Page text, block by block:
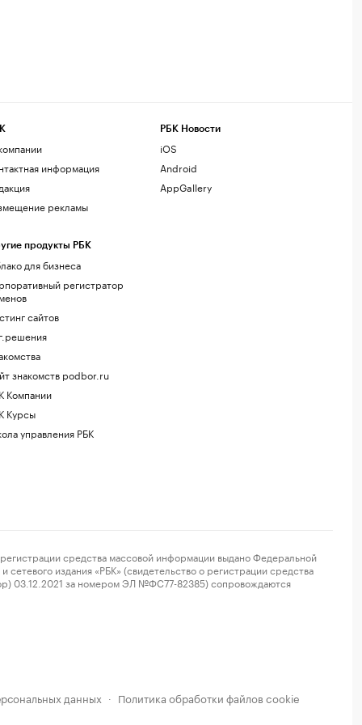
информация
рекламы
продукты РБК
для бизнеса
регистратор
сайтов
знакомств podbor.ru
Компании
Курсы
управления РБК
РБК Новости
iOS
Android
AppGallery
средства массовой информации выдано Федеральной
издания «РБК» (свидетельство о регистрации средства
03.12.2021 за номером ЭЛ №ФС77-82385) сопровождаются
данных · Политика обработки файлов cookie